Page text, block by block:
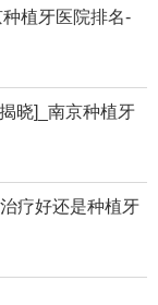
种植牙医院排名-
晓]_南京种植牙
疗好还是种植牙